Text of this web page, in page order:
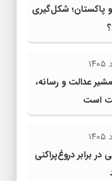
و پاکستان؛ شکل‌گیری
عدالت و رسانه،
است
برابر دروغ‌پراکنی